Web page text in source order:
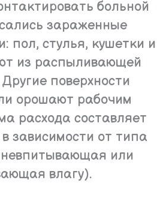
больной
зараженные
пол, стулья, кушетки и
из распыливающей
поверхности
орошают рабочим
расхода составляет
зависимости от типа
или
влагу).